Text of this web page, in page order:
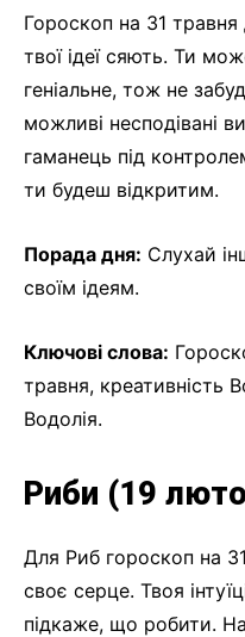
Гороскоп на 31
твої ідеї сяють. Ти
геніальне, тож не
можливі несподівані
гаманець під
ти будеш відкритим.
Порада дня: Слухай
своїм ідеям.
Ключові слова:
травня, креативність
Водолія.
Риби (19
Для Риб гороскоп на
своє серце. Твоя
підкаже, що робити.